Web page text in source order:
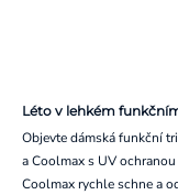
Léto v lehkém
Objevte dámská funkční
a Coolmax s UV
Coolmax rychle schne a